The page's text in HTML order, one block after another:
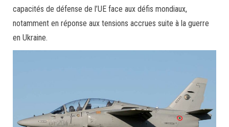
capacités de défense de l’UE face aux défis mondiaux,
notamment en réponse aux tensions accrues suite à la guerre
en Ukraine.